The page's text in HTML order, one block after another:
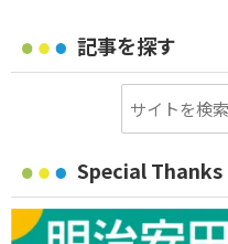
記事を探す
Special Thanks